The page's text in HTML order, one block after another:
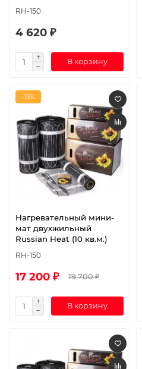
RH-150
4 620 ₽
В корзину
-13%
Нагревательный мини-
мат двухжильный
Russian Heat (10 кв.м.)
RH-150
17 200 ₽ 19 700 ₽
В корзину